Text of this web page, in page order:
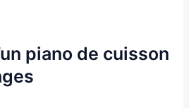
piano de cuisson